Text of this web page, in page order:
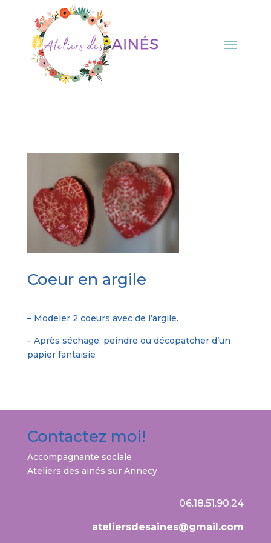
Coeur en argile
– Modeler 2 coeurs avec de l’argile.
– Après séchage, peindre ou décopatcher d’un
papier fantaisie
Contactez moi!
Accompagnante sociale
Ateliers des ainés sur Annecy
06.18.51.90.24
ateliersdesaines@gmail.com